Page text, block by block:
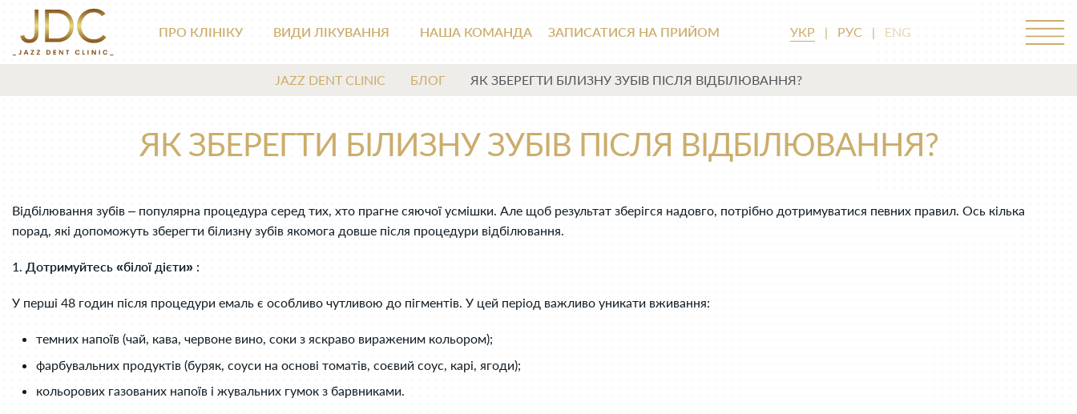
ПРО КЛІНІКУ ВИДИ ЛІКУВАННЯ НАША КОМАНДА ЗАПИСАТИСЯ НА ПРИЙОМ УКР | РУС | ENG
JAZZ DENT CLINIC БЛОГ ЯК ЗБЕРЕГТИ БІЛИЗНУ ЗУБІВ ПІСЛЯ ВІДБІЛЮВАННЯ?
ЯК ЗБЕРЕГТИ БІЛИЗНУ ЗУБІВ ПІСЛЯ ВІДБІЛЮВАННЯ?
Відбілювання зубів – популярна процедура серед тих, хто прагне сяючої усмішки. Але щоб результат зберігся надовго, потрібно дотримуватися певних правил. Ось кілька
порад, які допоможуть зберегти білизну зубів якомога довше після процедури відбілювання.
1. Дотримуйтесь «білої дієти» :
У перші 48 годин після процедури емаль є особливо чутливою до пігментів. У цей період важливо уникати вживання:
темних напоїв (чай, кава, червоне вино, соки з яскраво вираженим кольором);
фарбувальних продуктів (буряк, соуси на основі томатів, соєвий соус, карі, ягоди);
кольорових газованих напоїв і жувальних гумок з барвниками.